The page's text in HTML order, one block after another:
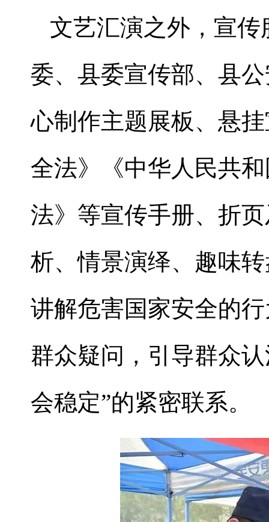
文艺汇演之外，宣
委、县委宣传部、县
心制作主题展板、悬
全法》《中华人民共
法》等宣传手册、折
析、情景演绎、趣味
讲解危害国家安全的
群众疑问，引导群众
会稳定”的紧密联系。